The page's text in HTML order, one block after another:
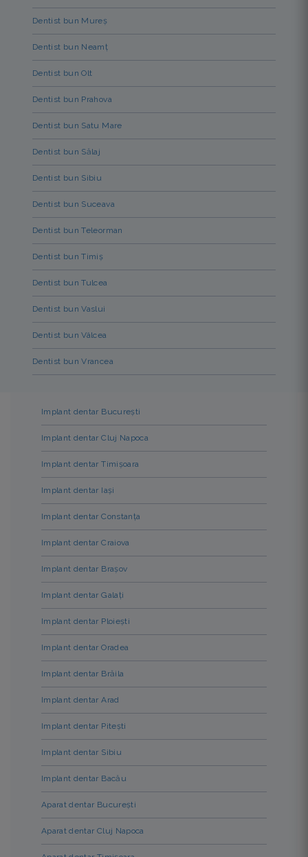
Dentist bun Mureș
Dentist bun Neamț
Dentist bun Olt
Dentist bun Prahova
Dentist bun Satu Mare
Dentist bun Sălaj
Dentist bun Sibiu
Dentist bun Suceava
Dentist bun Teleorman
Dentist bun Timiș
Dentist bun Tulcea
Dentist bun Vaslui
Dentist bun Vâlcea
Dentist bun Vrancea
Implant dentar București
Implant dentar Cluj Napoca
Implant dentar Timișoara
Implant dentar Iași
Implant dentar Constanța
Implant dentar Craiova
Implant dentar Brașov
Implant dentar Galați
Implant dentar Ploiești
Implant dentar Oradea
Implant dentar Brăila
Implant dentar Arad
Implant dentar Pitești
Implant dentar Sibiu
Implant dentar Bacău
Aparat dentar București
Aparat dentar Cluj Napoca